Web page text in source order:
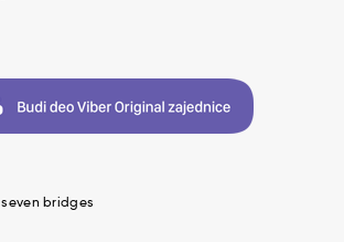
seven bridges